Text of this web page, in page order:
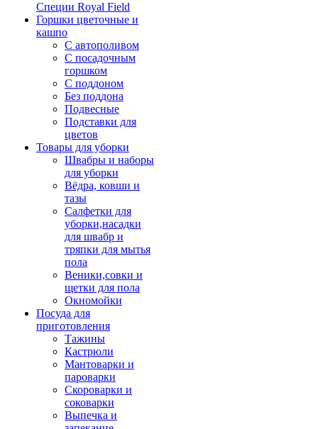
Специи Royal Field
Горшки цветочные и
кашпо
С автополивом
С посадочным
горшком
С поддоном
Без поддона
Подвесные
Подставки для
цветов
Товары для уборки
Швабры и наборы
для уборки
Вёдра, ковши и
тазы
Салфетки для
уборки,насадки
для швабр и
тряпки для мытья
пола
Веники,совки и
щетки для пола
Окномойки
Посуда для
приготовления
Тажины
Кастрюли
Мантоварки и
пароварки
Скороварки и
соковарки
Выпечка и